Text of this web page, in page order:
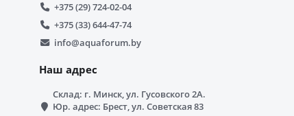
+375 (29) 724-02-04
+375 (33) 644-47-74
info@aquaforum.by
Наш адрес
Склад: г. Минск, ул. Гусовского 2А.
Юр. адрес: Брест, ул. Советская 83